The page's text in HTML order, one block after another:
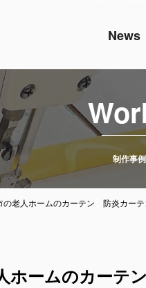
News
制作事例
老人ホームのカーテン 防炎カーテ
ホームのカーテ